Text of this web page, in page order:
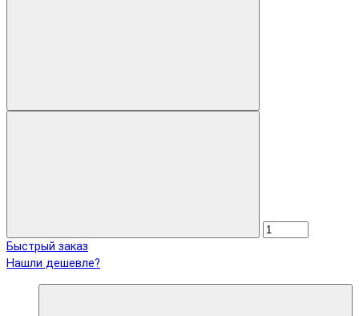
Быстрый заказ
Нашли дешевле?